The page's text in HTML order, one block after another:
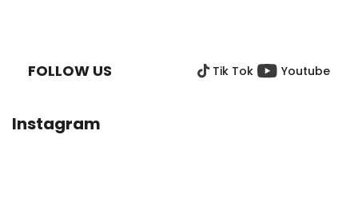
FOLLOW US Tik Tok Youtube
Instagram